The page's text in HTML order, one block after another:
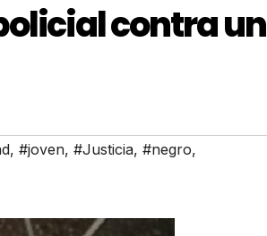
contra un
, #joven, #Justicia, #negro,